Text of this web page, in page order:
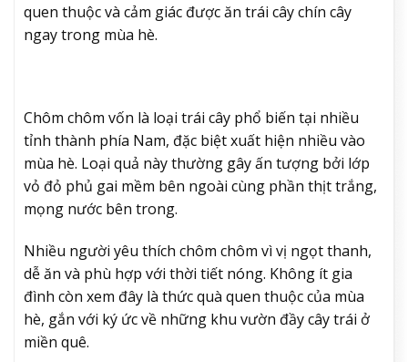
quen thuộc và cảm giác được ăn trái cây chín cây
ngay trong mùa hè.
Chôm chôm vốn là loại trái cây phổ biến tại nhiều
tỉnh thành phía Nam, đặc biệt xuất hiện nhiều vào
mùa hè. Loại quả này thường gây ấn tượng bởi lớp
vỏ đỏ phủ gai mềm bên ngoài cùng phần thịt trắng,
mọng nước bên trong.
Nhiều người yêu thích chôm chôm vì vị ngọt thanh,
dễ ăn và phù hợp với thời tiết nóng. Không ít gia
đình còn xem đây là thức quà quen thuộc của mùa
hè, gắn với ký ức về những khu vườn đầy cây trái ở
miền quê.